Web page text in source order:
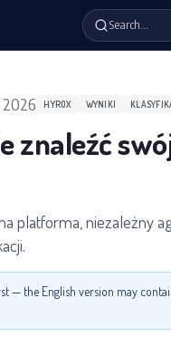
Search…
2026 HYROX WYNIKI
znaleźć
platforma, niezależny
— the English version may